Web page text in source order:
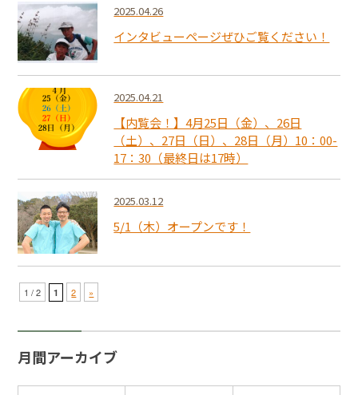
2025.04.26
インタビューページぜひご覧ください！
2025.04.21
【内覧会！】4月25日（金）、26日
（土）、27日（日）、28日（月）10：00-
17：30（最終日は17時）
2025.03.12
5/1（木）オープンです！
1 / 2 1 2 »
月間アーカイブ